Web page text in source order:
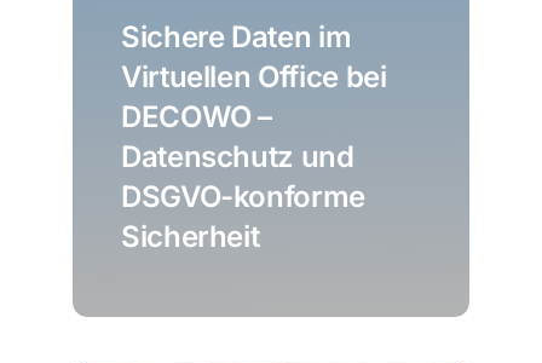
Sichere Daten im
Virtuellen Office bei
DECOWO –
Datenschutz und
DSGVO-konforme
Sicherheit